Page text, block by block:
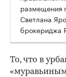
размещения
Светлана
брокериджа
То, что в